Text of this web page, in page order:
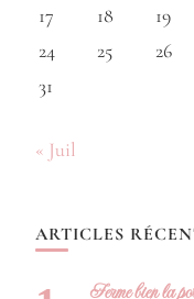
17
18 19
24
25 26
31
« Juil
ARTICLES
Ferme bien la